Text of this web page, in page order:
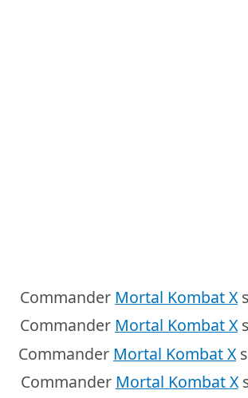
Commander Mortal Kombat X
Commander Mortal Kombat X
Commander Mortal Kombat X
Commander Mortal Kombat X